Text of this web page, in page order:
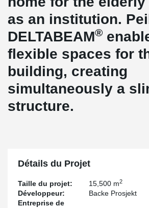
as an institution.
DELTABEAM®
flexible spaces for
building, creating
simultaneously a
structure.
Détails du Projet
Taille du projet: 15,500 m2
Développeur:
Backe Prosjekt
Entreprise de